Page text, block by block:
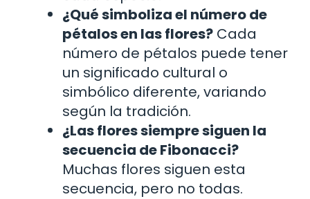
¿Qué simboliza el número de
pétalos en las flores? Cada
número de pétalos puede tener
un significado cultural o
simbólico diferente, variando
según la tradición.
¿Las flores siempre siguen la
secuencia de Fibonacci?
Muchas flores siguen esta
secuencia, pero no todas.